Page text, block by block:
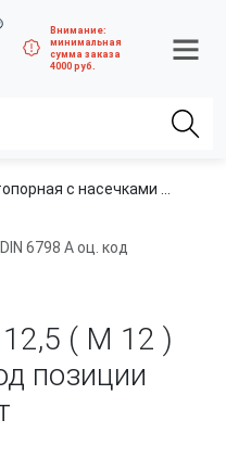
Внимание:
минимальная
сумма заказа
4000 руб.
с насечками (пружинная шайба)
( M 12 )
позиции